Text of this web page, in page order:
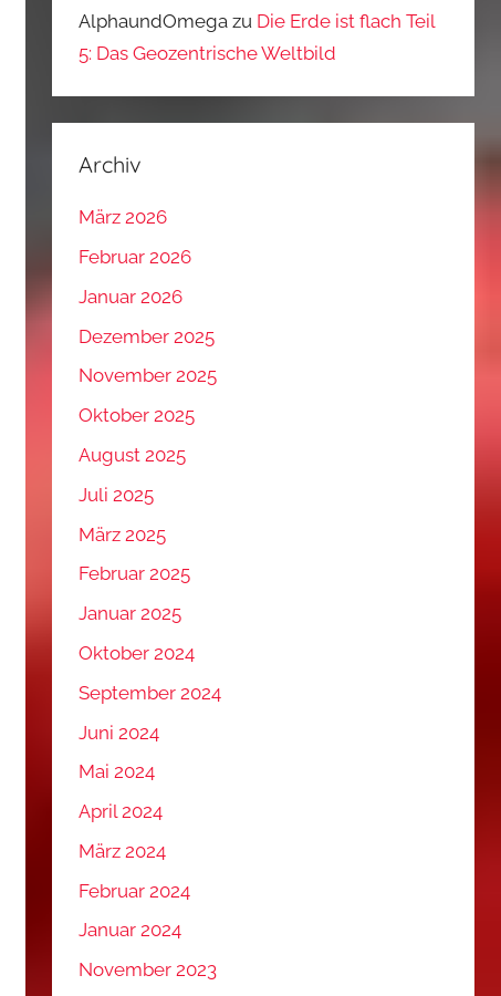
AlphaundOmega zu Die Erde ist flach Teil
5: Das Geozentrische Weltbild
Archiv
März 2026
Februar 2026
Januar 2026
Dezember 2025
November 2025
Oktober 2025
August 2025
Juli 2025
März 2025
Februar 2025
Januar 2025
Oktober 2024
September 2024
Juni 2024
Mai 2024
April 2024
März 2024
Februar 2024
Januar 2024
November 2023